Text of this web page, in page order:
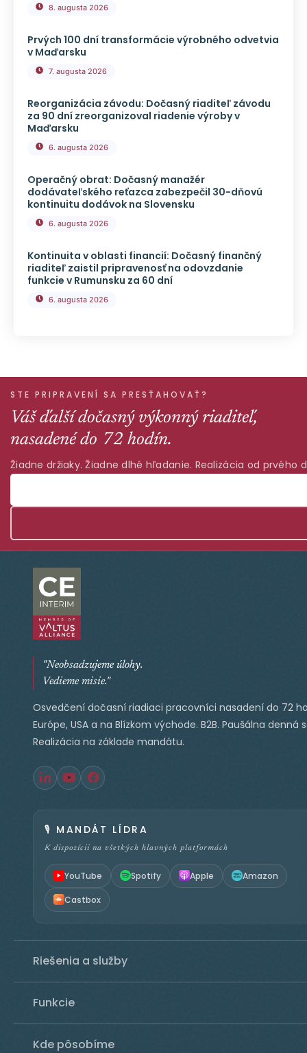
8. augusta 2026
Prvých 100 dní transformácie výrobného odvetvia
v Maďarsku
7. augusta 2026
Reorganizácia závodu: Dočasný riaditeľ závodu
za 90 dní zreorganizoval riadenie výroby v
Maďarsku
6. augusta 2026
Operačný obrat: Dočasný manažér
dodávateľského reťazca zabezpečil 30-dňovú
kontinuitu dodávok na Slovensku
6. augusta 2026
Kontinuita v oblasti financií: Dočasný finančný
riaditeľ zaistil pripravenosť na odovzdanie
funkcie v Rumunsku za 60 dní
6. augusta 2026
STE PRIPRAVENÍ SA PRESŤAHOVAŤ?
Váš ďalší dočasný výkonný riaditeľ,
nasadené do 72 hodín.
Žiadne držiaky. Žiadne dlhé hľadanie. Realizácia od prvého
"Neobsadzujeme úlohy.
Vedieme misie."
Osvedčení dočasní riadiaci pracovníci nasadení do 72
Európe, USA a na Blízkom východe. B2B. Paušálna denná
Realizácia na základe mandátu.
🎙️ MANDÁT LÍDRA
K dispozícii na všetkých hlavných platformách
YouTube Spotify Apple Amazon
Castbox
Riešenia a služby
Funkcie
Kde pôsobíme